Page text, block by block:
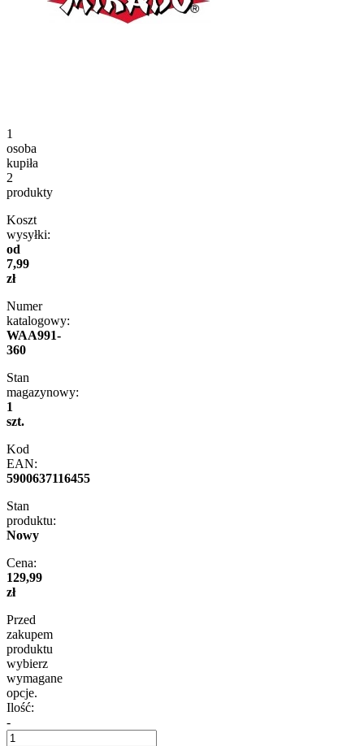
1
osoba
kupiła
2
produkty
Koszt
wysyłki:
od
7,99
zł
Numer
katalogowy:
WAA991-
360
Stan
magazynowy:
1
szt.
Kod
EAN:
5900637116455
Stan
produktu:
Nowy
Cena:
129,99
zł
Przed
zakupem
produktu
wybierz
wymagane
opcje.
Ilość:
-